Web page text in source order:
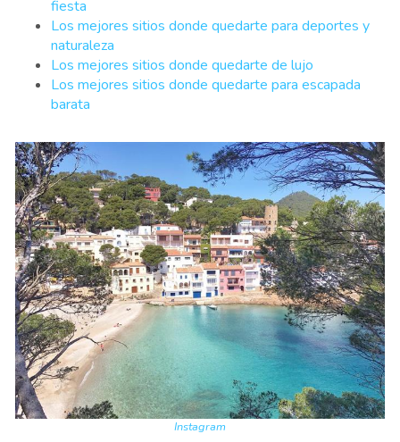
fiesta
Los mejores sitios donde quedarte para deportes y
naturaleza
Los mejores sitios donde quedarte de lujo
Los mejores sitios donde quedarte para escapada
barata
Instagram